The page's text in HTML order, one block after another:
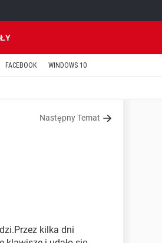
FACEBOOK WINDOWS 10
Następny Temat
kilka dni